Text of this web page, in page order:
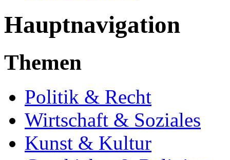
Hauptnavigation
Themen
Politik & Recht
Wirtschaft & Soziales
Kunst & Kultur